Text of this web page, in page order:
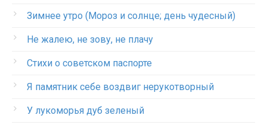
Зимнее утро (Мороз и солнце; день чудесный)
Не жалею, не зову, не плачу
Стихи о советском паспорте
Я памятник себе воздвиг нерукотворный
У лукоморья дуб зеленый